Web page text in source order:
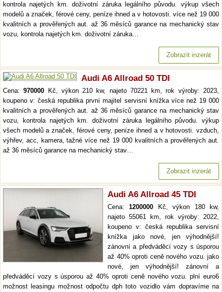
kontrola najetých km. doživotní záruka legálního původu. výkup všech
modelů a značek, férové ceny, peníze ihned a v hotovosti. více než 19 000
kvalitních a prověřených aut. až 36 měsíců garance na mechanický stav
vozu, kontrola najetých km. doživotní záruka…
Zobrazit inzerát
Audi A6 Allroad 50 TDI
Cena:970000 Kč, výkon 210 kw, najeto 70221 km, rok výroby: 2023,
koupeno v: česká republika první majitel servisní knížka více než 19 000
kvalitních a prověřených aut. až 36 měsíců garance na mechanický stav
vozu, kontrola najetých km. doživotní záruka legálního původu. výkup
všech modelů a značek, férové ceny, peníze ihned a v hotovosti. vzduch,
výhřev, acc, kamera, tažné více než 19 000 kvalitních a prověřených aut.
až 36 měsíců garance na mechanický stav…
Zobrazit inzerát
Audi A6 Allroad 45 TDI
Cena:1200000 Kč, výkon 180 kw,
najeto 55061 km, rok výroby: 2022,
koupeno v: česká republika servisní
knížka jako nové, jen výhodnější!
zánovní a předváděcí vozy s úsporou
až 40% oproti ceně nového vozu. jako
nové, jen výhodnější! zánovní a
předváděcí vozy s úsporou až 40% oproti ceně nového vozu. plní euro6
možnost leasingu možnost odpočtu dph toto vozidlo vám dopravíme na